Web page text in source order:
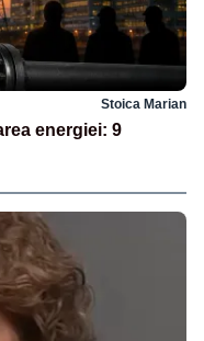
Stoica Marian
energiei: 9